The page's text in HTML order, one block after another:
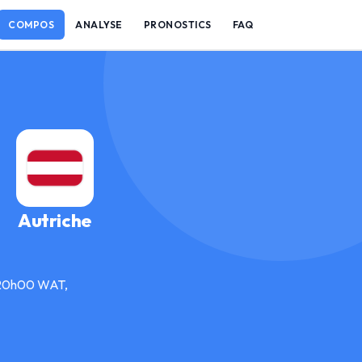
COMPOS ANALYSE PRONOSTICS FAQ
Autriche
WAT,